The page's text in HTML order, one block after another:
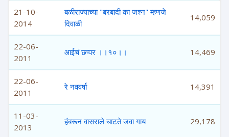
21-10-
2014
बळीराज्याच्या "बरबादी का जश्न" म्हणजे
दिवाळी
14,059
22-06-
2011
आईचं छप्पर ।।१०।। 14,469
22-06-
2011
रे नववर्षा 14,391
11-03-
2013
हंबरून वासराले चाटते जवा गाय 29,178